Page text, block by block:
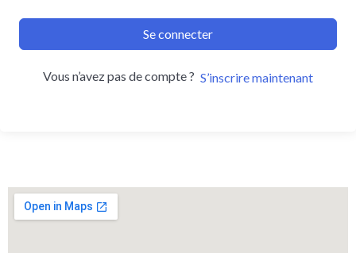
Se connecter
Vous n’avez pas de compte ? S’inscrire maintenant